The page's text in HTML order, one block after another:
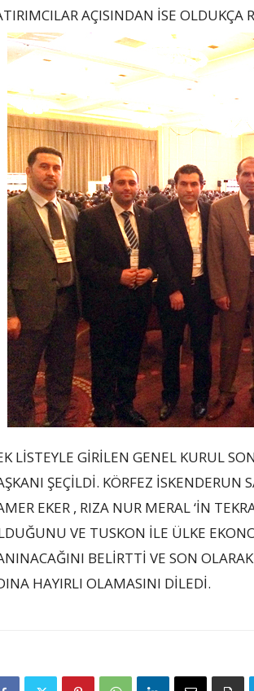
AÇISINDAN İSE
LİSTEYLE GİRİLEN GENEL KURUL
ŞEÇİLDİ. KÖRFEZ İSKENDERUN
EKER , RIZA NUR MERAL ‘İN
VE TUSKON İLE ÜLKE
BELİRTTİ VE SON
HAYIRLI OLAMASINI DİLEDİ.